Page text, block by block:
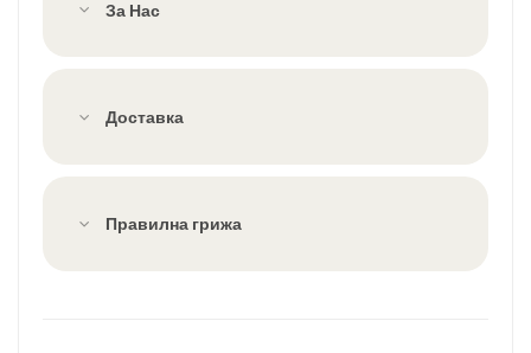
За Нас
Доставка
Правилна грижа